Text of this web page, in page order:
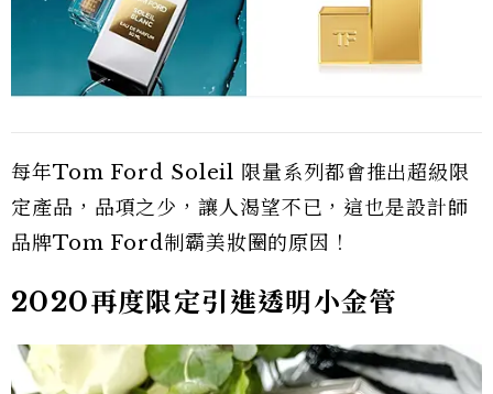
每年Tom Ford Soleil 限量系列都會推出超級限
定產品，品項之少，讓人渴望不已，這也是設計師
品牌Tom Ford制霸美妝圈的原因！
2020再度限定引進透明小金管